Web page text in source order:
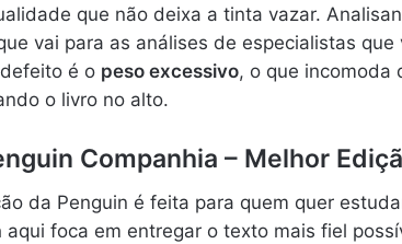
que não deixa a tinta vazar.
vai para as análises de especialistas que
é o peso excessivo, o que incomoda
o livro no alto.
Companhia – Melhor
da Penguin é feita para quem quer
aqui foca em entregar o texto mais fiel